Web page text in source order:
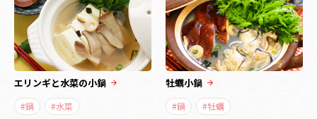
エリンギと水菜の小鍋
#鍋 #水菜
牡蠣小鍋
#鍋 #牡蠣